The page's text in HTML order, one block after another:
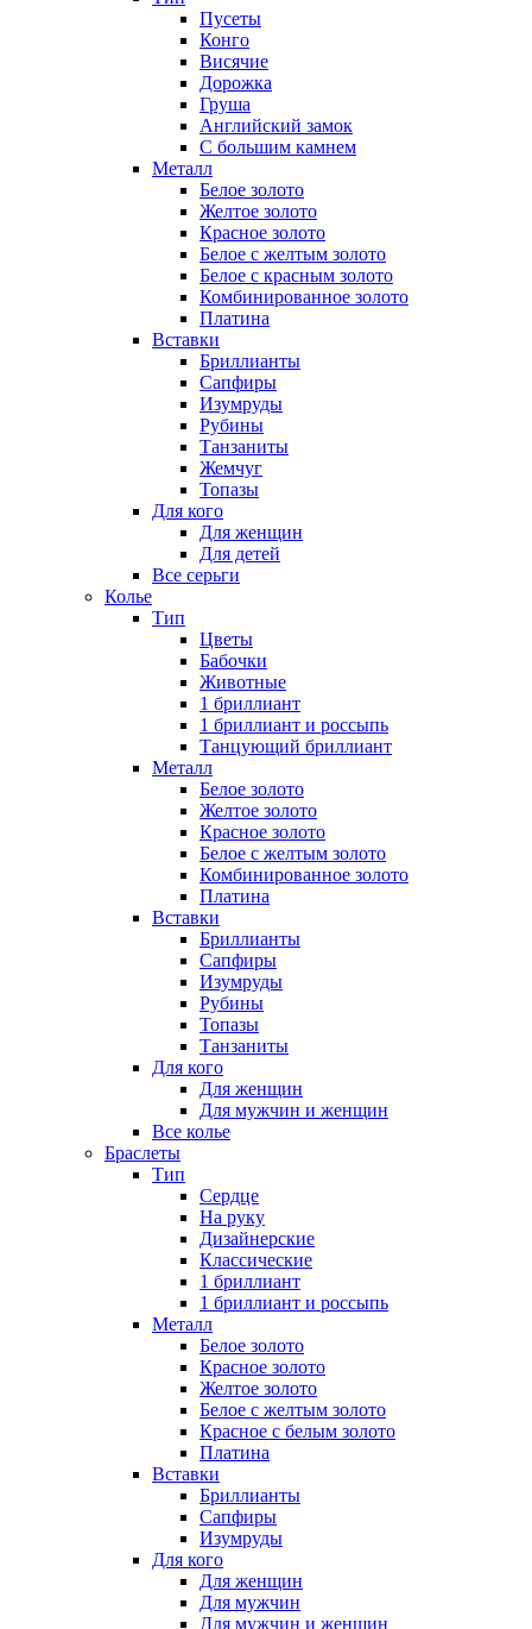
Пусеты
Конго
Висячие
Дорожка
Груша
Английский замок
С большим камнем
Металл
Белое золото
Желтое золото
Красное золото
Белое с желтым золото
Белое с красным золото
Комбинированное золото
Платина
Вставки
Бриллианты
Сапфиры
Изумруды
Рубины
Танзаниты
Жемчуг
Топазы
Для кого
Для женщин
Для детей
Все серьги
Колье
Тип
Цветы
Бабочки
Животные
1 бриллиант
1 бриллиант и россыпь
Танцующий бриллиант
Металл
Белое золото
Желтое золото
Красное золото
Белое с желтым золото
Комбинированное золото
Платина
Вставки
Бриллианты
Сапфиры
Изумруды
Рубины
Топазы
Танзаниты
Для кого
Для женщин
Для мужчин и женщин
Все колье
Браслеты
Тип
Сердце
На руку
Дизайнерские
Классические
1 бриллиант
1 бриллиант и россыпь
Металл
Белое золото
Красное золото
Желтое золото
Белое с желтым золото
Красное с белым золото
Платина
Вставки
Бриллианты
Сапфиры
Изумруды
Для кого
Для женщин
Для мужчин
Для мужчин и женщин